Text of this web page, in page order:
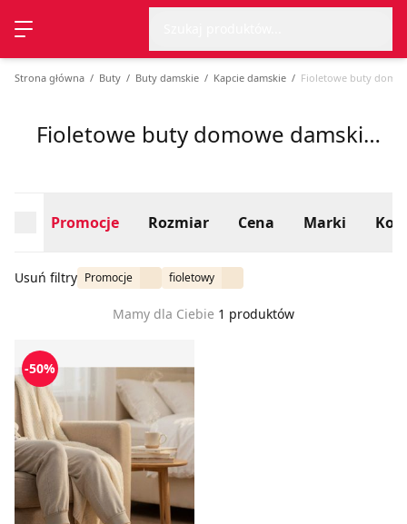
Przełącz menu
Strona główna Buty Buty damskie Kapcie damskie Fioletowe buty
Fioletowe buty domowe damskie promocje, lato 2026
Promocje Rozmiar Cena Marki
Usuń filtry Promocje fioletowy
Mamy dla Ciebie 1 produktów
Kapcie damskie letnie Sinsay
-50%